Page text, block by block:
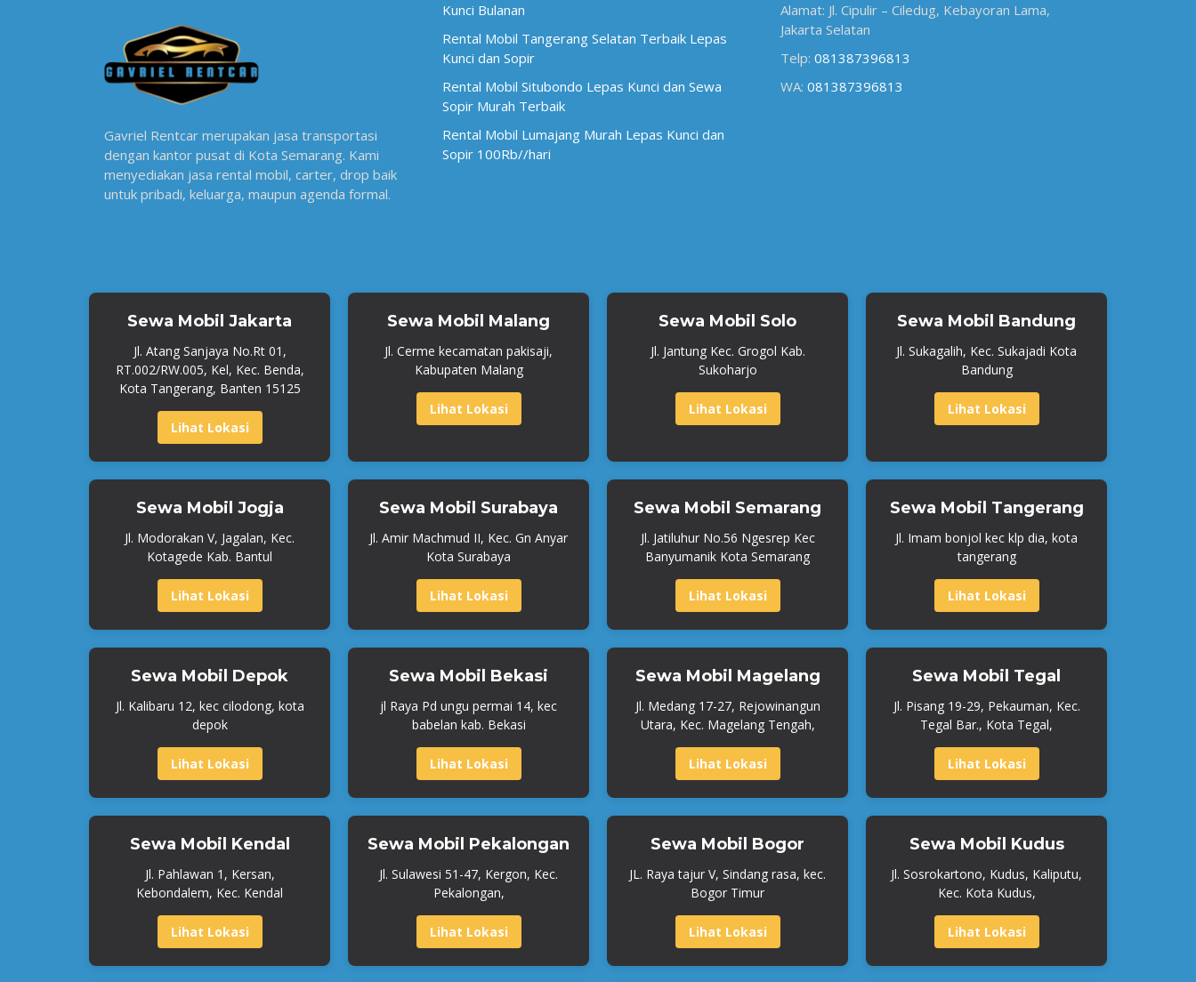
Gavriel Rentcar merupakan jasa transportasi
dengan kantor pusat di Kota Semarang. Kami
menyediakan jasa rental mobil, carter, drop baik
untuk pribadi, keluarga, maupun agenda formal.
Kunci Bulanan
Rental Mobil Tangerang Selatan Terbaik Lepas
Kunci dan Sopir
Rental Mobil Situbondo Lepas Kunci dan Sewa
Sopir Murah Terbaik
Rental Mobil Lumajang Murah Lepas Kunci dan
Sopir 100Rb//hari
Alamat: Jl. Cipulir – Ciledug, Kebayoran Lama,
Jakarta Selatan
Telp: 081387396813
WA: 081387396813
Sewa Mobil Jakarta
Jl. Atang Sanjaya No.Rt 01,
RT.002/RW.005, Kel, Kec. Benda,
Kota Tangerang, Banten 15125
Lihat Lokasi
Sewa Mobil Malang
Jl. Cerme kecamatan pakisaji,
Kabupaten Malang
Lihat Lokasi
Sewa Mobil Solo
Jl. Jantung Kec. Grogol Kab.
Sukoharjo
Lihat Lokasi
Sewa Mobil Bandung
Jl. Sukagalih, Kec. Sukajadi Kota
Bandung
Lihat Lokasi
Sewa Mobil Jogja
Jl. Modorakan V, Jagalan, Kec.
Kotagede Kab. Bantul
Lihat Lokasi
Sewa Mobil Surabaya
Jl. Amir Machmud II, Kec. Gn Anyar
Kota Surabaya
Lihat Lokasi
Sewa Mobil Semarang
Jl. Jatiluhur No.56 Ngesrep Kec
Banyumanik Kota Semarang
Lihat Lokasi
Sewa Mobil Tangerang
Jl. Imam bonjol kec klp dia, kota
tangerang
Lihat Lokasi
Sewa Mobil Depok
Jl. Kalibaru 12, kec cilodong, kota
depok
Lihat Lokasi
Sewa Mobil Bekasi
jl Raya Pd ungu permai 14, kec
babelan kab. Bekasi
Lihat Lokasi
Sewa Mobil Magelang
Jl. Medang 17-27, Rejowinangun
Utara, Kec. Magelang Tengah,
Lihat Lokasi
Sewa Mobil Tegal
Jl. Pisang 19-29, Pekauman, Kec.
Tegal Bar., Kota Tegal,
Lihat Lokasi
Sewa Mobil Kendal
Jl. Pahlawan 1, Kersan,
Kebondalem, Kec. Kendal
Lihat Lokasi
Sewa Mobil Pekalongan
Jl. Sulawesi 51-47, Kergon, Kec.
Pekalongan,
Lihat Lokasi
Sewa Mobil Bogor
JL. Raya tajur V, Sindang rasa, kec.
Bogor Timur
Lihat Lokasi
Sewa Mobil Kudus
Jl. Sosrokartono, Kudus, Kaliputu,
Kec. Kota Kudus,
Lihat Lokasi